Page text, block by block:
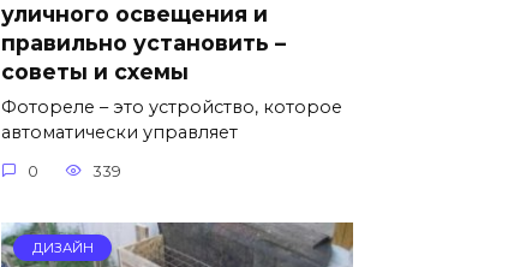
уличного освещения и
правильно установить –
советы и схемы
Фотореле – это устройство, которое
автоматически управляет
0 339
ДИЗАЙН